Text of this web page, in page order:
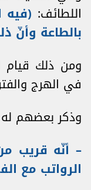
اللطائف: (فيه
بالطاعة وأنّ
ومن ذلك قيام
في الهرج
وذكر بعضهم
– أنّه قريب
الرواتب مع